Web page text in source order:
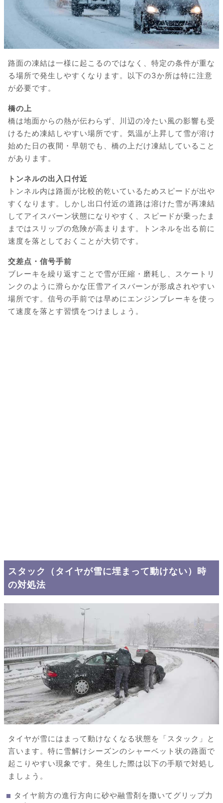
路面の凍結は一様に起こるのではなく、特定の条件が重な
る場所で発生しやすくなります。以下の3か所は特に注意
が必要です。
橋の上
橋は地面からの熱が伝わらず、川辺の冷たい風の影響も受
けるため凍結しやすい場所です。気温が上昇して雪が溶け
始めた日の夜間・早朝でも、橋の上だけ凍結していること
があります。
トンネルの出入口付近
トンネル内は路面が比較的乾いているためスピードが出や
すくなります。しかし出口付近の道路は溶けた雪が再凍結
してアイスバーン状態になりやすく、スピードが乗ったま
まではスリップの危険が高まります。トンネルを出る前に
速度を落としておくことが大切です。
交差点・信号手前
ブレーキを繰り返すことで雪が圧縮・磨耗し、スケートリ
ンクのように滑らかな圧雪アイスバーンが形成されやすい
場所です。信号の手前では早めにエンジンブレーキを使っ
て速度を落とす習慣をつけましょう。
スタック（タイヤが雪に埋まって動けない）時
の対処法
タイヤが雪にはまって動けなくなる状態を「スタック」と
言います。特に雪解けシーズンのシャーベット状の路面で
起こりやすい現象です。発生した際は以下の手順で対処し
ましょう。
タイヤ前方の進行方向に砂や融雪剤を撒いてグリップ力